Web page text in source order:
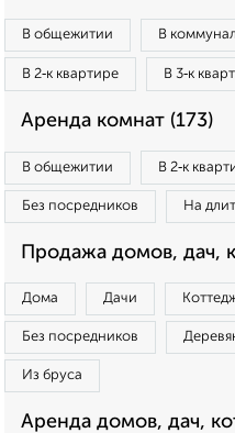
В общежитии В
В 2‑к квартире В 3‑к
Аренда комнат (173)
В общежитии В 2‑к
Без посредников На
Продажа домов, дач,
Дома Дачи
Без посредников
Из бруса
Аренда домов, дач,